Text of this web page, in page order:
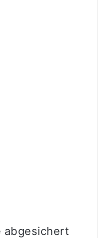
abgesichert